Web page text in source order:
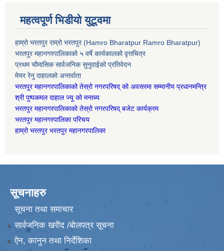
महत्वपूर्ण भिडीयो युटूवमा
हाम्रो भरतपुर राम्रो भरतपुर (Hamro Bharatpur Ramro Bharatpur)
भरतपुर महानगरपालिकाको ५ वर्षे कार्यकालको वृत्तचित्र
प्रथम चौमासिक सार्वजनिक सुनुवाईको प्रतिवेदन
मेयर रेनु दाहालको अन्तर्वाता
भरतपुर महानगरपालिकाको तेस्रो नगरपरिषद् को अवसरमा सम्मानीय प्रधानमन्त्रि
श्री पुष्पकमल दाहाल ज्यू को मन्तब्य
भरतपुर महानगरपालिकाको तेस्रो नगरपरिषद् बजेट कार्यक्रम
भरतपुर महानगरपालिका परिचय
हाम्रो भरतपुर भरतपुर महानगरपालिका
सूचनाहरु
सूचना तथा समाचार
सार्वजनिक खरीद /बोलपत्र सूचना
ऐन, कानुन तथा निर्देशिका